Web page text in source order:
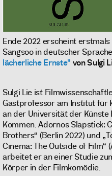
Ende 2022 erscheint erstmals
Sangsoo in deutscher
lächerliche Ernste" von Sulgi
Sulgi Lie ist
Gastprofessor am Institut für
an der Universität der Künste
Kommen. Adornos Slapstick:
Brothers“ (Berlin 2022) und
Cinema: The Outside of
arbeitet er an einer Studie
Körper in der Filmkomödie.